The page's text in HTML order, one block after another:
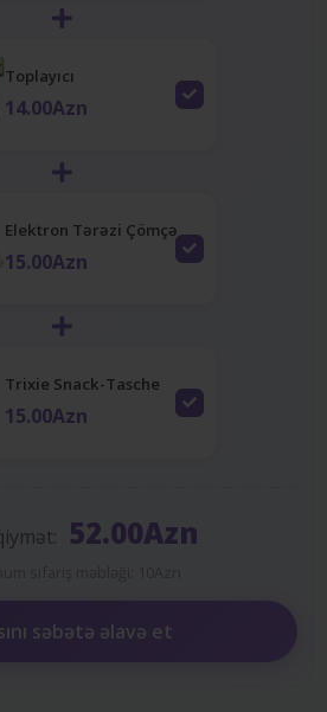
Toplayıcı
14.00Azn
Elektron Tərəzi Çömçə
15.00Azn
Trixie Snack-Tasche
15.00Azn
52.00Azn
səbətə əlavə et